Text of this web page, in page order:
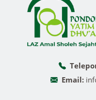
Email: